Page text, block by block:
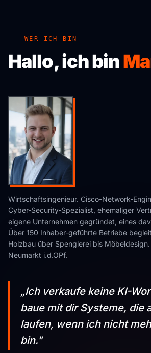
WER ICH BIN
Hallo, ich bin
Wirtschaftsingenieur. Cisco-Network-
Cyber-Security-Spezialist, ehemaliger
eigene Unternehmen gegründet, eines
Über 150 Inhaber-geführte Betriebe
Holzbau über Spenglerei bis
Neumarkt i.d.OPf.
„Ich verkaufe keine KI-
baue mit dir Systeme, die
laufen, wenn ich nicht
bin."